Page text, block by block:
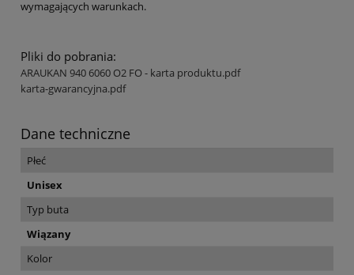
wymagających warunkach.
Pliki do pobrania:
ARAUKAN 940 6060 O2 FO - karta produktu.pdf
karta-gwarancyjna.pdf
Dane techniczne
Płeć
Unisex
Typ buta
Wiązany
Kolor